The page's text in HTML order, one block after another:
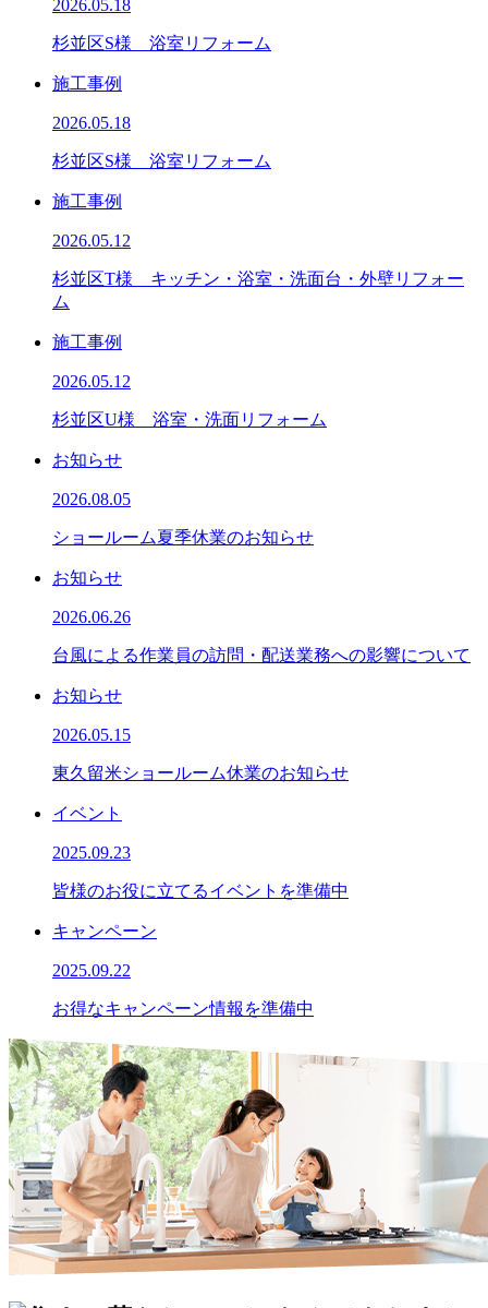
2026.05.18
杉並区S様 浴室リフォーム
施工事例
2026.05.18
杉並区S様 浴室リフォーム
施工事例
2026.05.12
杉並区T様 キッチン・浴室・洗面台・外壁リフォー
ム
施工事例
2026.05.12
杉並区U様 浴室・洗面リフォーム
お知らせ
2026.08.05
ショールーム夏季休業のお知らせ
お知らせ
2026.06.26
台風による作業員の訪問・配送業務への影響について
お知らせ
2026.05.15
東久留米ショールーム休業のお知らせ
イベント
2025.09.23
皆様のお役に立てるイベントを準備中
キャンペーン
2025.09.22
お得なキャンペーン情報を準備中